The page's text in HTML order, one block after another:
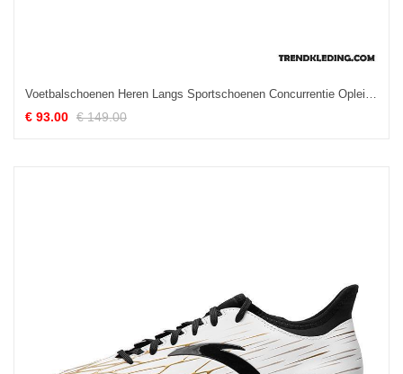
Voetbalschoenen Heren Langs Sportschoenen Concurrentie Opleiding Lichte Mannen Blauw
€ 93.00 € 149.00